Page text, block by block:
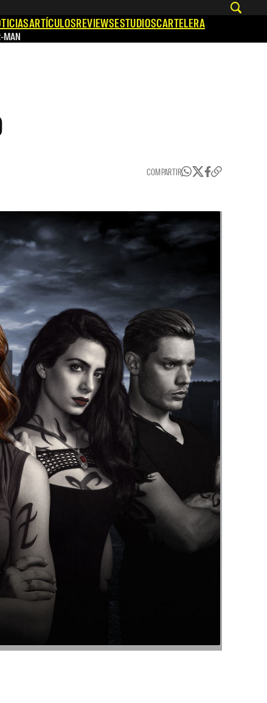
ARTÍCULOSREVIEWSESTUDIOSCARTELERA
MAN
COMPARTIR